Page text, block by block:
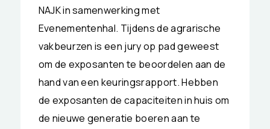
NAJK in samenwerking met
Evenementenhal. Tijdens de agrarische
vakbeurzen is een jury op pad geweest
om de exposanten te beoordelen aan de
hand van een keuringsrapport. Hebben
de exposanten de capaciteiten in huis om
de nieuwe generatie boeren aan te